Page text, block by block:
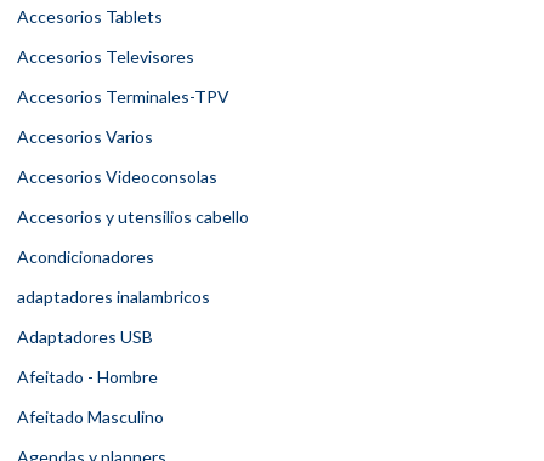
Accesorios Tablets
Accesorios Televisores
Accesorios Terminales-TPV
Accesorios Varios
Accesorios Videoconsolas
Accesorios y utensilios cabello
Acondicionadores
adaptadores inalambricos
Adaptadores USB
Afeitado - Hombre
Afeitado Masculino
Agendas y planners